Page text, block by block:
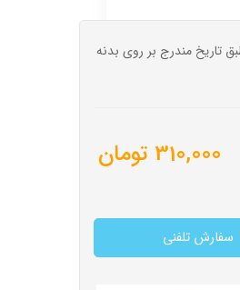
تاریخ مندرج بر روی بدنه
310,000 تومان
سفارش تلفنی